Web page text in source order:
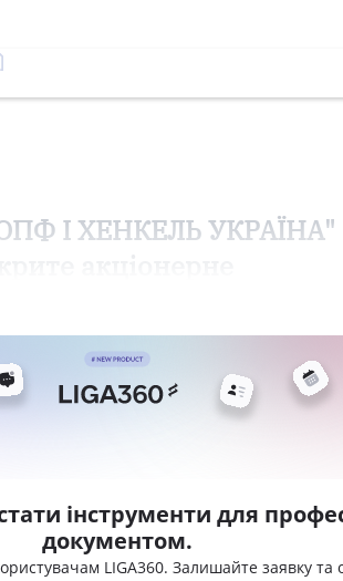
І ХЕНКЕЛЬ УКРАЇНА"
інструменти для
документом.
LIGA360. Залишайте заявку та